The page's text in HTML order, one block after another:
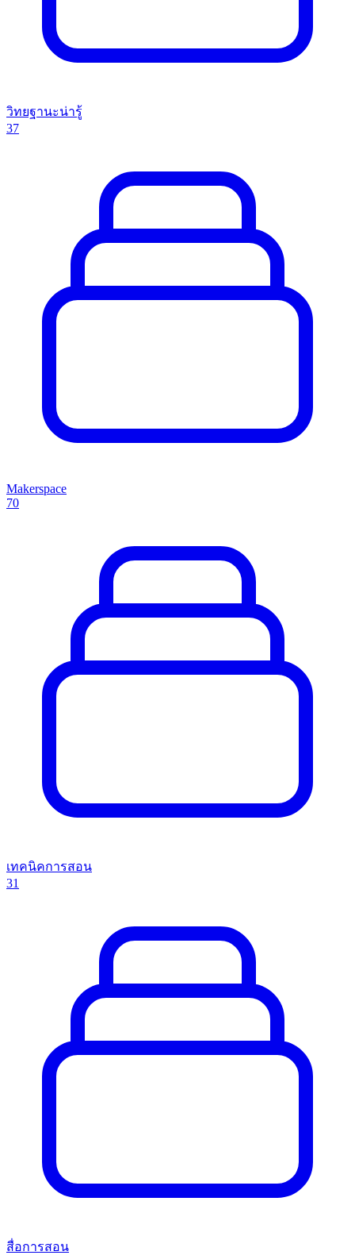
วิทยฐานะน่ารู้
37
Makerspace
70
เทคนิคการสอน
31
สื่อการสอน